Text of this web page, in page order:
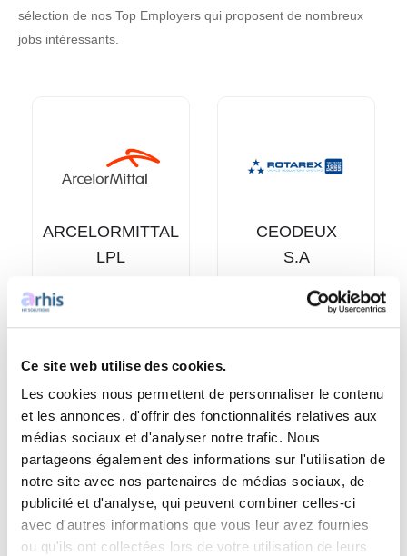
Ce site web utilise des cookies.
Les cookies nous permettent de personnaliser le contenu
et les annonces, d'offrir des fonctionnalités relatives aux
médias sociaux et d'analyser notre trafic. Nous
partageons également des informations sur l'utilisation de
notre site avec nos partenaires de médias sociaux, de
publicité et d'analyse, qui peuvent combiner celles-ci
avec d'autres informations que vous leur avez fournies
ou qu'ils ont collectées lors de votre utilisation de leurs
sélection de nos Top Employers qui proposent de nombreux
jobs intéressants.
ARCELORMITTAL
LPL
CEODEUX
S.A
null
Voir les offres
Nos offres d’emploi